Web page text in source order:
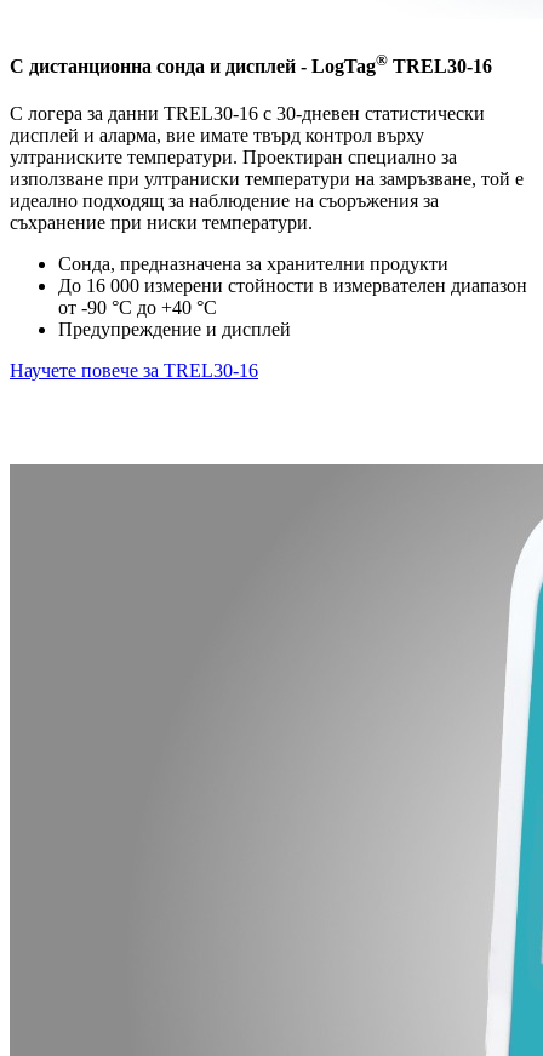
С дистанционна сонда и дисплей - LogTag® TREL30-16
С логера за данни TREL30-16 с 30-дневен статистически
дисплей и аларма, вие имате твърд контрол върху
ултраниските температури. Проектиран специално за
използване при ултраниски температури на замръзване, той е
идеално подходящ за наблюдение на съоръжения за
съхранение при ниски температури.
Сонда, предназначена за хранителни продукти
До 16 000 измерени стойности в измервателен диапазон
от -90 °C до +40 °C
Предупреждение и дисплей
Научете повече за TREL30-16